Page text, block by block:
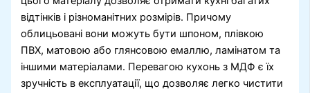
відтінків і різноманітних розмірів. Причому
облицьовані вони можуть бути шпоном, плівкою
ПВХ, матовою або глянсовою емаллю, ламінатом та
іншими матеріалами. Перевагою кухонь з МДФ є їх
зручність в експлуатації, що дозволяє легко чистити